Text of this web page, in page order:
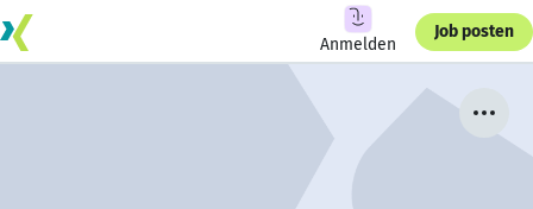
Anmelden
Job posten